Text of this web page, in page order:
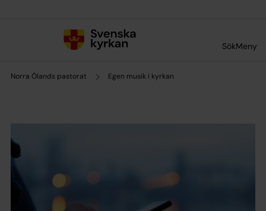
SökMeny
Norra Ölands pastorat Egen musik i kyrkan